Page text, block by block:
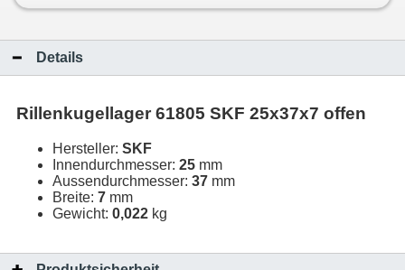
Details
Rillenkugellager 61805 SKF 25x37x7 offen
Hersteller: SKF
Innendurchmesser: 25 mm
Aussendurchmesser: 37 mm
Breite: 7 mm
Gewicht: 0,022 kg